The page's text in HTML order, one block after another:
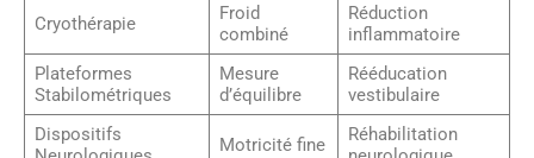
Cryothérapie
Froid
combiné
Réduction
inflammatoire
Plateformes
Stabilométriques
Mesure
d’équilibre
Rééducation
vestibulaire
Dispositifs
Motricité fine
Réhabilitation